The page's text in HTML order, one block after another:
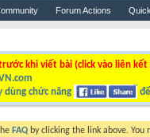
Forum Actions
khi viết bài (click vào liên
dùng chức năng
FAQ by clicking the link above. You